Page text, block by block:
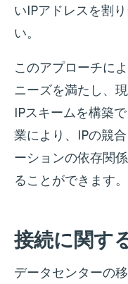
いIPアドレスを割
い。
このアプローチに
ニーズを満たし、
IPスキームを構築
業により、IPの競
ーションの依存関
ることができます。
接続に関す
データセンターの